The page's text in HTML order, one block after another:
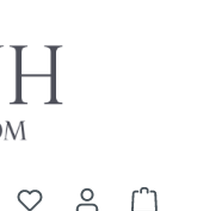
Du hast 0